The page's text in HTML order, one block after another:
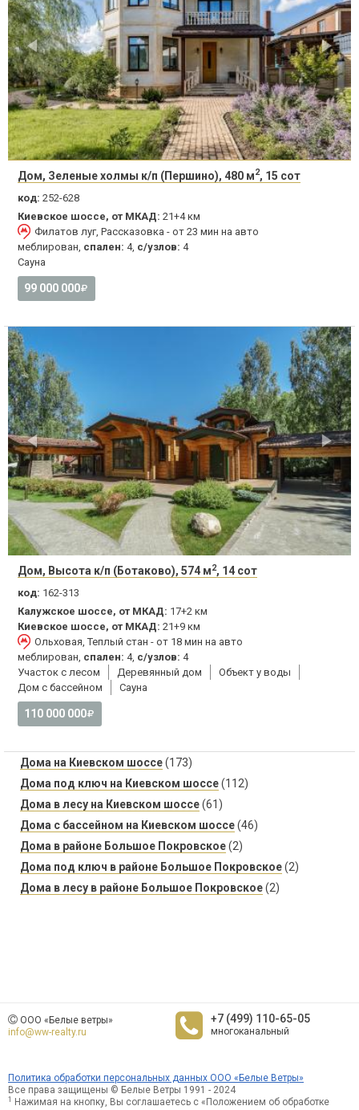
Дом, Зеленые холмы к/п (Першино), 480 м2, 15 сот
код: 252-628
Киевское шоссе, от МКАД: 21+4 км
Филатов луг, Рассказовка - от 23 мин на авто
меблирован, спален: 4, с/узлов: 4
Сауна
99 000 000
Дом, Высота к/п (Ботаково), 574 м2, 14 сот
код: 162-313
Калужское шоссе, от МКАД: 17+2 км
Киевское шоссе, от МКАД: 21+9 км
Ольховая, Теплый стан - от 18 мин на авто
меблирован, спален: 4, с/узлов: 4
Участок с лесом
Деревянный дом
Объект у воды
Дом с бассейном
Сауна
110 000 000
Дома на Киевском шоссе(173)
Дома под ключ на Киевском шоссе(112)
Дома в лесу на Киевском шоссе(61)
Дома с бассейном на Киевском шоссе(46)
Дома в районе Большое Покровское(2)
Дома под ключ в районе Большое Покровское(2)
Дома в лесу в районе Большое Покровское(2)
ООО «Белые ветры»
info@ww-realty.ru
+7 (499) 110-65-05
многоканальный
Политика обработки персональных данных ООО «Белые Ветры»
Все права защищены © Белые Ветры 1991 - 2024
1
Нажимая на кнопку, Вы соглашаетесь с «Положением об обработке